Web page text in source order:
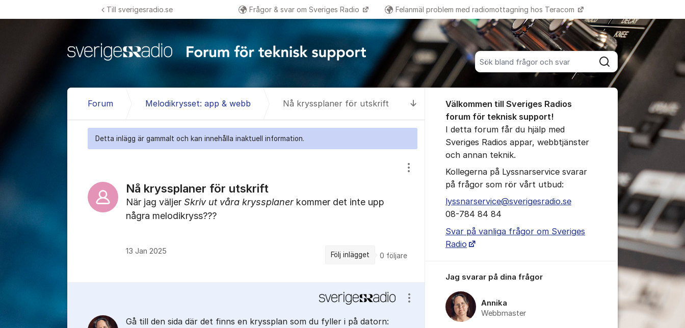
Sök bland alla inlägg
Sök
Till sverigesradio.se Frågor & svar om Sveriges Radio Felanmäl problem med radiomottagning hos Teracom Fler supportlänkar
Till senaste kommentaren
Forum Melodikrysset: app & webb Nå kryssplaner för utskrift
Detta inlägg är gammalt och kan innehålla inaktuell information.
Nå kryssplaner för utskrift
Visa/dölj inställningar för inlägg/kommentar
När jag väljer Skriv ut våra kryssplanerkommer det inte upp
några melodikryss???
13 Jan 2025 Följ inlägget 0 följare
Gå till den sida där det finns en kryssplan som du fyller i på datorn:
Visa/dölj inställningar för inlägg/kommentar
Välkommen till Sveriges Radios
forum för teknisk support!
I detta forum får du hjälp med
Sveriges Radios appar, webbtjänster
och annan teknik.
Kollegerna på Lyssnarservice svarar
på frågor som rör vårt utbud:
lyssnarservice@sverigesradio.se
08-784 84 84
Svar på vanliga frågor om Sveriges
Radio
Jag svarar på dina frågor
Annika
Webbmaster